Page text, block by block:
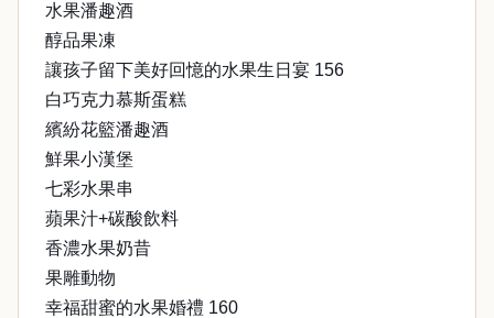
水果潘趣酒
醇品果凍
讓孩子留下美好回憶的水果生日宴 156
白巧克力慕斯蛋糕
繽紛花籃潘趣酒
鮮果小漢堡
七彩水果串
蘋果汁+碳酸飲料
香濃水果奶昔
果雕動物
幸福甜蜜的水果婚禮 160